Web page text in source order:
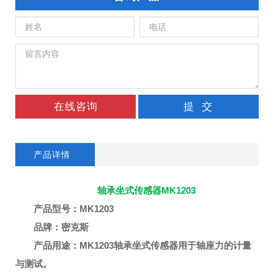
在线咨询 提 交
产品详情
轴承坐式传感器MK1203
产品型号：MK1203
品牌：密克斯
产品用途： MK1203轴承坐式传感器用于轴座力的计量
与测试。